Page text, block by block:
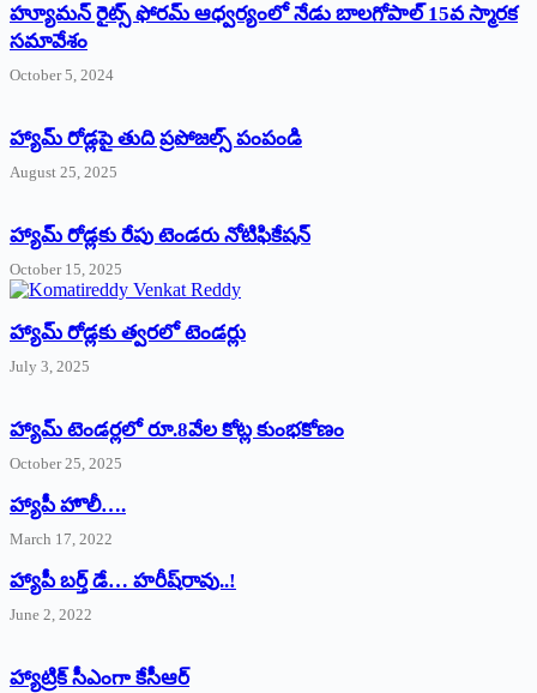
హ్యూమన్‌ రైట్స్‌ ఫోరమ్‌ ఆధ్వర్యంలో నేడు బాలగోపాల్‌ 15వ స్మారక
సమావేశం
October 5, 2024
హ్యామ్‌ రోడ్లపై తుది ప్రపోజల్స్‌ పంపండి
August 25, 2025
హ్యామ్‌ రోడ్లకు రేపు టెండరు నోటిఫికేషన్‌
October 15, 2025
హ్యామ్‌ రోడ్లకు త్వరలో టెండర్లు
July 3, 2025
హ్యామ్‌ ‌టెండర్లలో రూ.8వేల కోట్ల కుంభకోణం
October 25, 2025
హ్యాపీ హొలీ….
March 17, 2022
హ్యాపీ బర్త్ ‌డే… హరీష్‌రావు..!
June 2, 2022
హ్యాట్రిక్‌ ‌సీఎంగా కేసీఆర్‌